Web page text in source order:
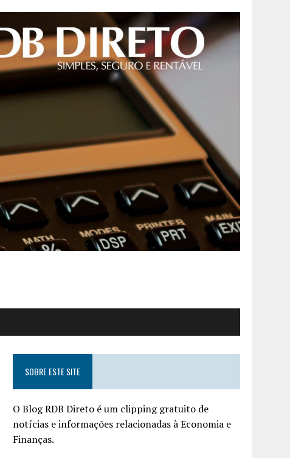
SOBRE ESTE SITE
O Blog RDB Direto é um clipping gratuito de
notícias e informações relacionadas à Economia e
Finanças.